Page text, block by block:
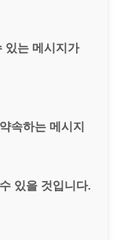
있는 메시지가
속하는 메시지
있을 것입니다.